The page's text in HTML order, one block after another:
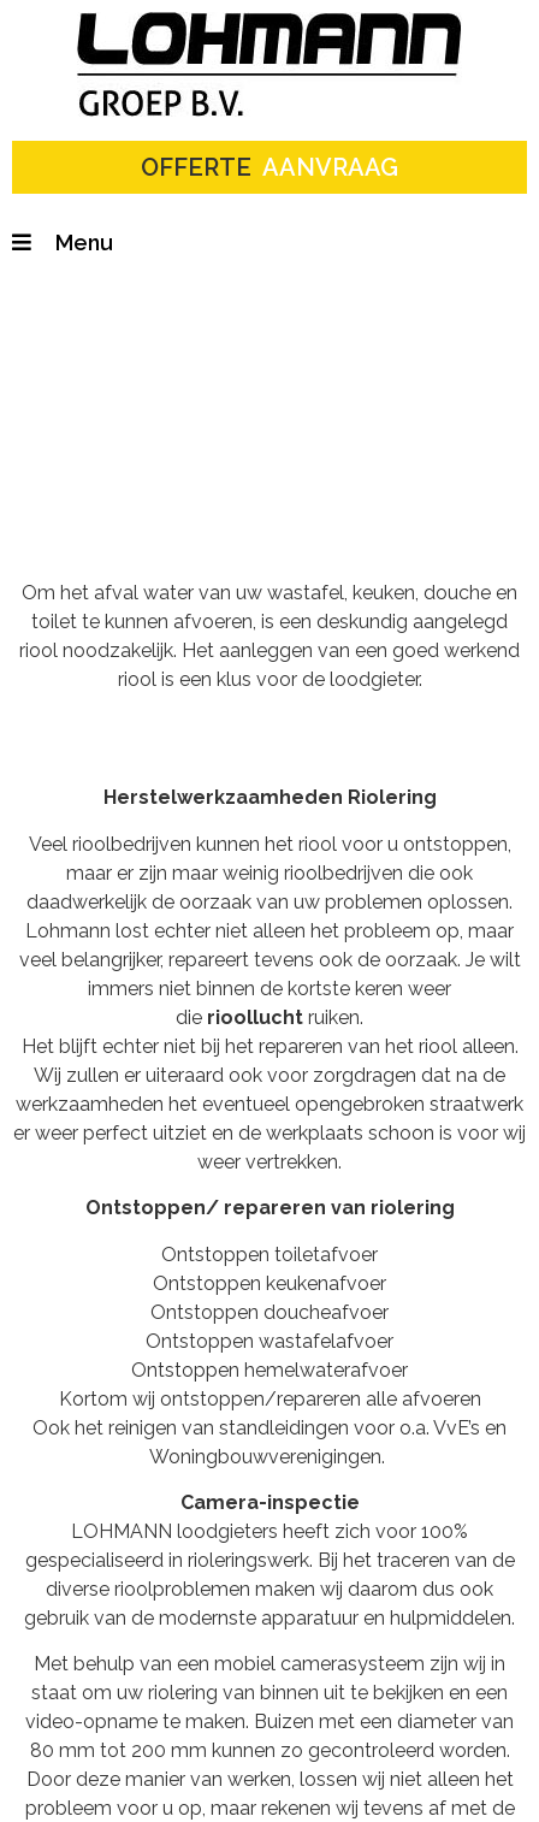
OFFERTE AANVRAAG
Om het afval water van uw wastafel, keuken, douche en
toilet te kunnen afvoeren, is een deskundig aangelegd
riool noodzakelijk. Het aanleggen van een goed werkend
riool is een klus voor de loodgieter.
Herstelwerkzaamheden Riolering
Veel rioolbedrijven kunnen het riool voor u ontstoppen,
maar er zijn maar weinig rioolbedrijven die ook
daadwerkelijk de oorzaak van uw problemen oplossen.
Lohmann lost echter niet alleen het probleem op, maar
veel belangrijker, repareert tevens ook de oorzaak. Je wilt
immers niet binnen de kortste keren weer
die rioollucht ruiken.
Het blijft echter niet bij het repareren van het riool alleen.
Wij zullen er uiteraard ook voor zorgdragen dat na de
werkzaamheden het eventueel opengebroken straatwerk
er weer perfect uitziet en de werkplaats schoon is voor wij
weer vertrekken.
Ontstoppen/ repareren van riolering
Ontstoppen toiletafvoer
Ontstoppen keukenafvoer
Ontstoppen doucheafvoer
Ontstoppen wastafelafvoer
Ontstoppen hemelwaterafvoer
Kortom wij ontstoppen/repareren alle afvoeren
Ook het reinigen van standleidingen voor o.a. VvE’s en
Woningbouwverenigingen.
Camera-inspectie
LOHMANN loodgieters heeft zich voor 100%
gespecialiseerd in rioleringswerk. Bij het traceren van de
diverse rioolproblemen maken wij daarom dus ook
gebruik van de modernste apparatuur en hulpmiddelen.
Met behulp van een mobiel camerasysteem zijn wij in
staat om uw riolering van binnen uit te bekijken en een
video-opname te maken. Buizen met een diameter van
80 mm tot 200 mm kunnen zo gecontroleerd worden.
Door deze manier van werken, lossen wij niet alleen het
probleem voor u op, maar rekenen wij tevens af met de